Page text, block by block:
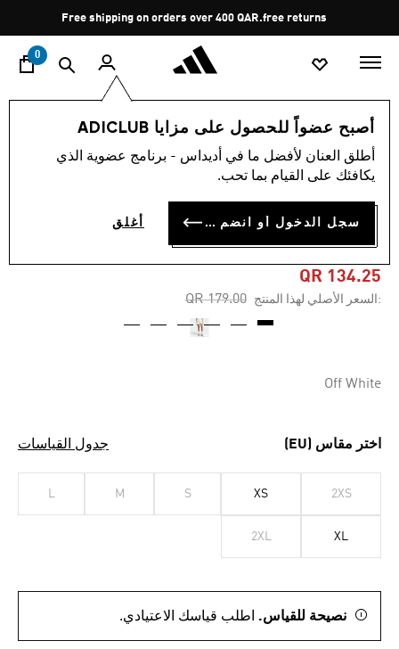
Pause
promotion
rotation
Free shipping on orders over 400 QAR.free returns
0
أصبح عضواً للحصول على مزايا ADICLUB
أطلق العنان لأفضل ما في أديداس - برنامج عضوية الذي
يكافئك على القيام بما تحب.
سجل الدخول أو انضم الآن أغلق
النساء الملابس
-25%
4.0 (2)
ESSENTIALS شورت واسع
الأضلاع المصمم لفصل الشتاء
QR 134.25
:السعر الأصلي لهذا المنتج Price reduced from
QR 179.00
to
Off White
اختر مقاس (EU) جدول القياسات
2XS
XS
S
M
L
XL
2XL
نصيحة للقياس. اطلب قياسك الاعتيادي.